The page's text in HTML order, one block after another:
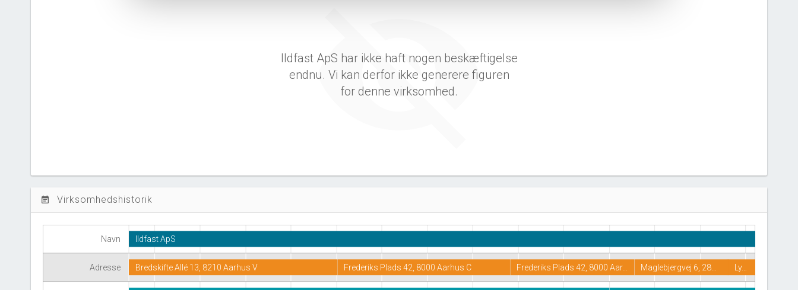
Ildfast ApS har ikke haft nogen beskæftigelse
endnu. Vi kan derfor ikke generere figuren
for denne virksomhed.
event_note Virksomhedshistorik
Navn
Adresse
Ildfast ApS
Bredskifte Allé 13, 8210 Aarhus V Frederiks Plads 42, 8000 Aarhus C Frederiks Plads 42, 8000 Aar… Maglebjergvej 6, 28… Ly…